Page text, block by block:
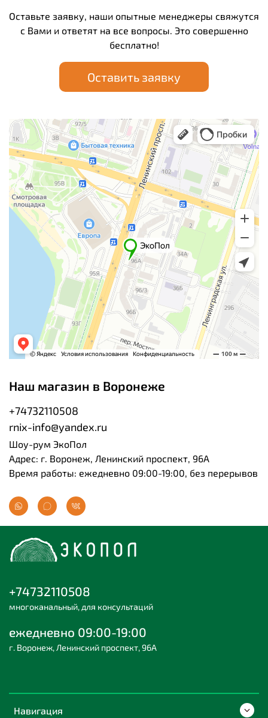
Оставьте заявку, наши опытные менеджеры свяжутся
с Вами и ответят на все вопросы. Это совершенно
бесплатно!
Оставить заявку
Наш магазин в Воронеже
+74732110508
rnix-info@yandex.ru
Шоу-рум ЭкоПол
Адрес: г. Воронеж, Ленинский проспект, 96А
Время работы: ежедневно 09:00-19:00, без перерывов
Навигация
+74732110508
многоканальный, для консультаций
ежедневно 09:00-19:00
г. Воронеж, Ленинский проспект, 96А